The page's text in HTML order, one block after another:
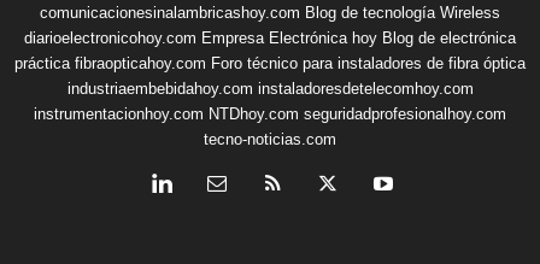
comunicacionesinalambricashoy.com Blog de tecnología Wireless
diarioelectronicohoy.com Empresa Electrónica hoy Blog de electrónica
práctica fibraopticahoy.com Foro técnico para instaladores de fibra óptica
industriaembebidahoy.com instaladoresdetelecomhoy.com
instrumentacionhoy.com NTDhoy.com seguridadprofesionalhoy.com
tecno-noticias.com